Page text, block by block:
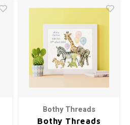
Bothy Threads
Bothy Threads